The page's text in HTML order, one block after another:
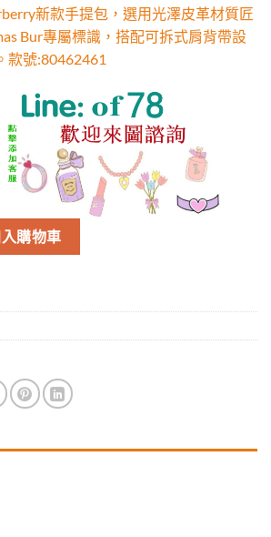
新款手提包，選用光澤皮革材質匠
Bur專屬標識，搭配可拆式肩背帶設
款號:80462461
款手提包，選用光澤皮革材質匠心打造，裝
購物車